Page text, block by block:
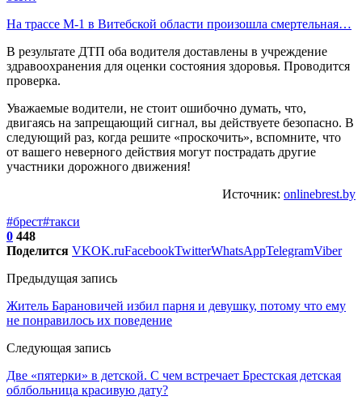
На трассе М-1 в Витебской области произошла смертельная…
В результате ДТП оба водителя доставлены в учреждение
здравоохранения для оценки состояния здоровья. Проводится
проверка.
Уважаемые водители, не стоит ошибочно думать, что,
двигаясь на запрещающий сигнал, вы действуете безопасно. В
следующий раз, когда решите «проскочить», вспомните, что
от вашего неверного действия могут пострадать другие
участники дорожного движения!
Источник: onlinebrest.by
#брест#такси
0 448
Поделится VKOK.ruFacebookTwitterWhatsAppTelegramViber
Предыдущая запись
Житель Барановичей избил парня и девушку, потому что ему
не понравилось их поведение
Следующая запись
Две «пятерки» в детской. С чем встречает Брестская детская
облбольница красивую дату?